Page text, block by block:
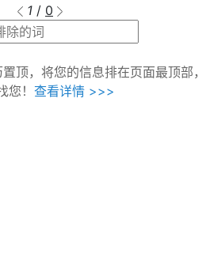
1 / 0
置顶，将您的信息排在页面最顶部，
！ 查看详情 >>>